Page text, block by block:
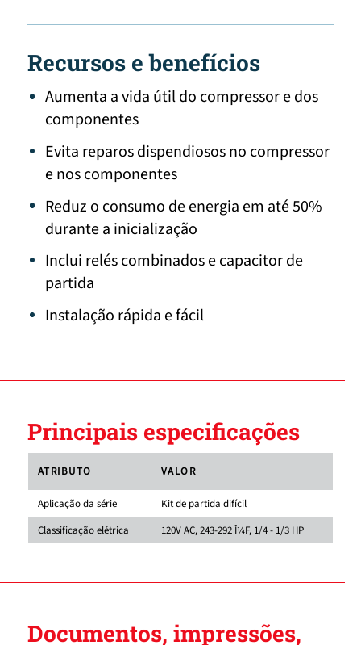
Recursos e benefícios
Aumenta a vida útil do compressor e dos
componentes
Evita reparos dispendiosos no compressor
e nos componentes
Reduz o consumo de energia em até 50%
durante a inicialização
Inclui relés combinados e capacitor de
partida
Instalação rápida e fácil
Principais especificações
ATRIBUTO VALOR
Aplicação da série
Kit de partida difícil
Classificação elétrica
120V AC, 243-292 Î¼F, 1/4 - 1/3 HP
Documentos, impressões,